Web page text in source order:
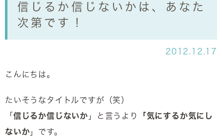
信じるか信じないかは、あなた
次第です！
2012.12.17
こんにちは。
たいそうなタイトルですが（笑）
「 信じるか信じないか 」と言うより
「気にするか気にし
ないか 」です。